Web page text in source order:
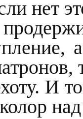
нет
И